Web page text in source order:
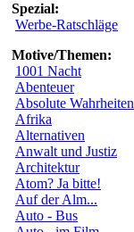
Spezial:
Werbe-Ratschläge
Motive/Themen:
1001 Nacht
Abenteuer
Absolute Wahrheiten
Afrika
Alternativen
Anwalt und Justiz
Architektur
Atom? Ja bitte!
Auf der Alm...
Auto - Bus